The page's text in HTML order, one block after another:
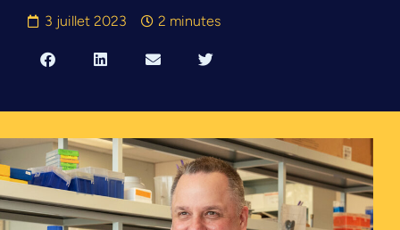
3 juillet 2023 2 minutes